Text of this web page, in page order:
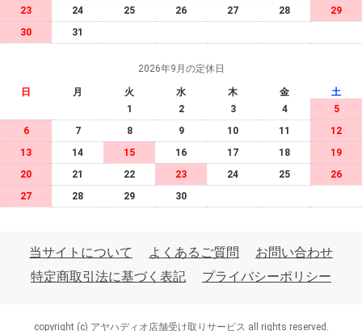
23
24 25 26 27 28
29
30
31
2026年9月の定休日
日 月 火 水 木 金
土
1
2 3 4
5
6
7 8 9 10 11
12
13
14 15 16 17 18
19
20
21 22 23 24 25
26
27
28 29 30
当サイトについて よくあるご質問
お問い合わせ
特定商取引法に基づく表記
プライバシーポリシー
copyright (c) アヤハディオ店舗受け取りサービス all rights reserved.